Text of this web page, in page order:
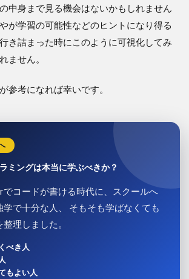
中身まで見る機会はないかもしれません
が学習の可能性などのヒントになり得る
き詰まった時にこのように可視化してみ
ません。
参考になれば幸いです。
ミングは本当に学ぶべきか？
でコードが書ける時代に、スクールへ
学で十分な人、 そもそも学ばなくても
理しました。
べき人
もよい人